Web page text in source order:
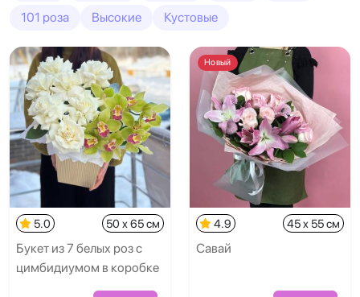
101 роза
Высокие Кустовые
5.0 50 x 65 см
Букет из 7 белых роз с
цимбидиумом в коробке
Новый
4.9 45 x 55 см
Савай